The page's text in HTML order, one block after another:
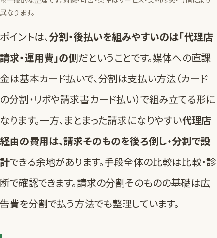
異なります。
ポイントは、分割・後払いを組みやすいのは「代理店
請求・運用費」の側だということです。媒体への直課
金は基本カード払いで、分割は支払い方法（カード
の分割・リボや請求書カード払い）で組み立てる形に
なります。一方、まとまった請求になりやすい代理店
経由の費用は、請求そのものを後ろ倒し・分割で設
計できる余地があります。手段全体の比較は比較・診
断で確認できます。請求の分割そのものの基礎は広
告費を分割で払う方法でも整理しています。